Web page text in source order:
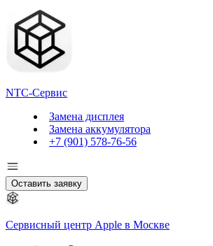
NTC-Сервис
Замена дисплея
Замена аккумулятора
+7 (901) 578-76-56
Оставить заявку
Сервисный центр Apple в Москве